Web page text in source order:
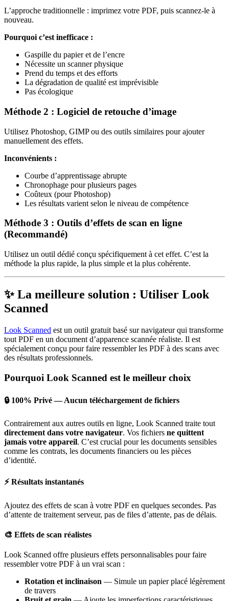
L’approche traditionnelle : imprimez votre PDF, puis scannez-le à
nouveau.
Pourquoi c’est inefficace :
Gaspille du papier et de l’encre
Nécessite un scanner physique
Prend du temps et des efforts
La dégradation de qualité est imprévisible
Pas écologique
Méthode 2 : Logiciel de retouche d’image
Utilisez Photoshop, GIMP ou des outils similaires pour ajouter
manuellement des effets.
Inconvénients :
Courbe d’apprentissage abrupte
Chronophage pour plusieurs pages
Coûteux (pour Photoshop)
Les résultats varient selon le niveau de compétence
Méthode 3 : Outils d’effets de scan en ligne
(Recommandé)
Utilisez un outil dédié conçu spécifiquement à cet effet. C’est la
méthode la plus rapide, la plus simple et la plus cohérente.
✨ La meilleure solution : Utiliser Look
Scanned
Look Scanned est un outil gratuit basé sur navigateur qui transforme
tout PDF en un document d’apparence scannée réaliste. Il est
spécialement conçu pour faire ressembler les PDF à des scans avec
des résultats professionnels.
Pourquoi Look Scanned est le meilleur choix
🔒 100% Privé — Aucun téléchargement de fichiers
Contrairement aux autres outils en ligne, Look Scanned traite tout
directement dans votre navigateur. Vos fichiers ne quittent
jamais votre appareil. C’est crucial pour les documents sensibles
comme les contrats, les documents financiers ou les pièces
d’identité.
⚡ Résultats instantanés
Ajoutez des effets de scan à votre PDF en quelques secondes. Pas
d’attente de traitement serveur, pas de files d’attente, pas de délais.
🎨 Effets de scan réalistes
Look Scanned offre plusieurs effets personnalisables pour faire
ressembler votre PDF à un vrai scan :
Rotation et inclinaison — Simule un papier placé légèrement
de travers